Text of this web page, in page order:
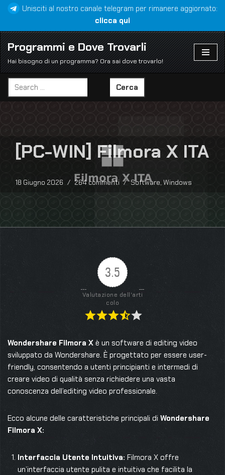
al
contenuto
Unisciti al nostro canale telegram per rimanere aggiornato:
clicca qui
Programmi e Dove Trovarli
Hai bisogno di un programma? Ora sai dove trovarlo!
Cerca
[PC-WIN] Filmora X ITA
18 Giugno 2026 264 commenti Software, Windows
3.5
Valutazione dell'arti
colo
Wondershare Filmora X è un software di editing video
sviluppato da Wondershare. È progettato per essere user-
friendly, consentendo a utenti principianti e intermedi di
creare video di qualità senza richiedere una vasta
conoscenza dell’editing video professionale.
Ecco alcune delle caratteristiche principali di Wondershare
Filmora X:
Interfaccia Utente Intuitiva: Filmora X offre
un’interfaccia utente pulita e intuitiva che facilita la